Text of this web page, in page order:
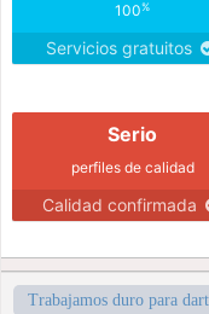
100%
Servicios gratuitos
Serio
perfiles de calidad
Calidad confirmada
Trabajamos duro para